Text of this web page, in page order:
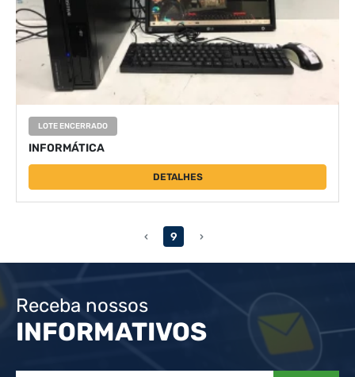
LOTE ENCERRADO
INFORMÁTICA
DETALHES
‹ 9 ›
Receba nossos
INFORMATIVOS